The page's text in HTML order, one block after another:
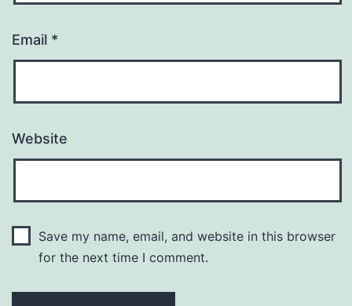
Email *
Website
Save my name, email, and website in this browser
for the next time I comment.